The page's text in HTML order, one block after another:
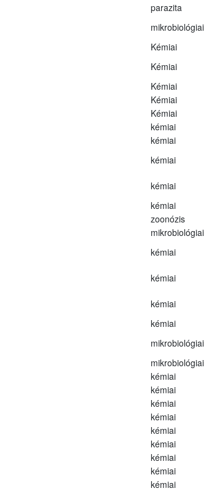
parazita
mikrobiológiai
Kémiai
Kémiai
Kémiai
Kémiai
Kémiai
kémiai
kémiai
kémiai
kémiai
kémiai
zoonózis
mikrobiológiai
kémiai
kémiai
kémiai
kémiai
mikrobiológiai
mikrobiológiai
kémiai
kémiai
kémiai
kémiai
kémiai
kémiai
kémiai
kémiai
kémiai